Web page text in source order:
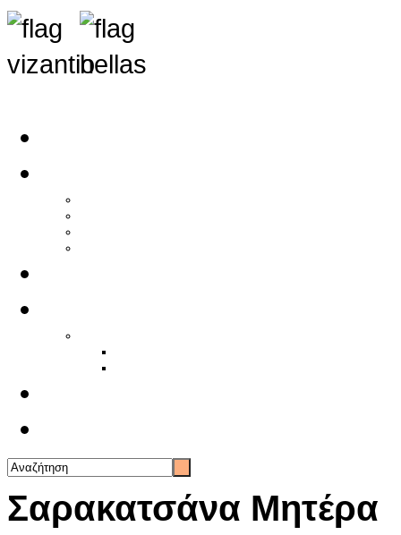
Σαρακατσάνα Μητέρα